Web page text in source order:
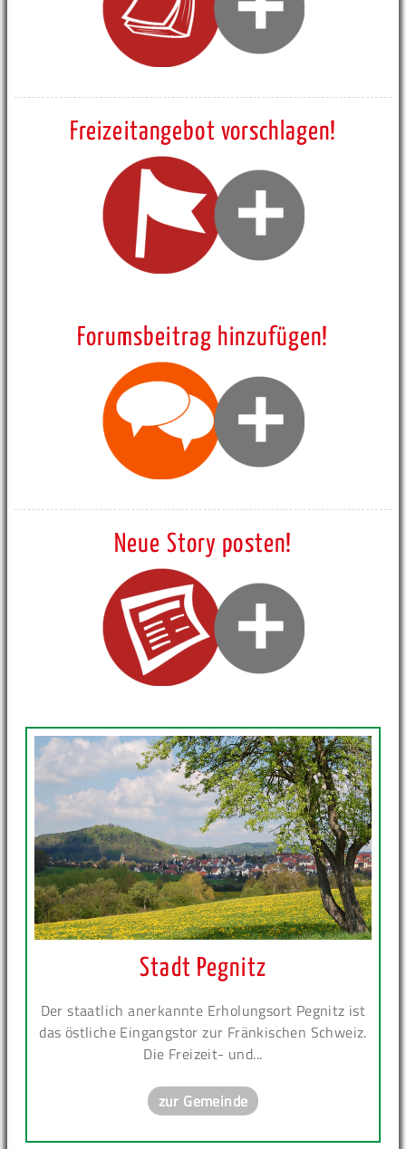
Freizeitangebot vorschlagen!
Forumsbeitrag hinzufügen!
Neue Story posten!
Stadt Pegnitz
Der staatlich anerkannte Erholungsort Pegnitz ist
das östliche Eingangstor zur Fränkischen Schweiz.
Die Freizeit- und...
zur Gemeinde